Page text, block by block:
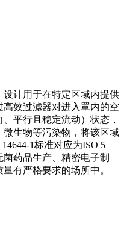
计用于在特定区域内提供
效过滤器对进入罩内的空
平行且稳定流动）状态，
生物等污染物，将该区域
1标准对应为ISO 5
药品生产、精密电子制
有严格要求的场所中。